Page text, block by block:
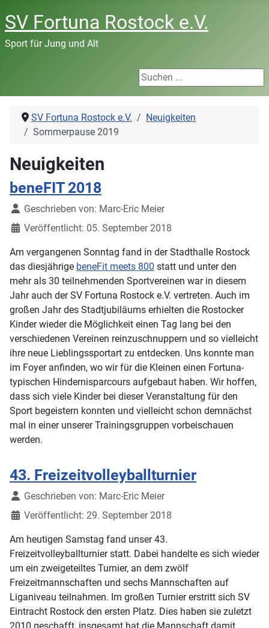
SV Fortuna Rostock e.V.
Sport für Jung und Alt
Suchen ...
SV Fortuna Rostock e.V.
Neuigkeiten
Sommerpause 2019
Neuigkeiten
beneFIT 2018
DetailsGeschrieben von: Marc-Eric Meier
Veröffentlicht: 05. September 2018
Am vergangenen Sonntag fand in der Stadthalle Rostock
das diesjährige beneFit meets 800 statt und unter den
mehr als 30 teilnehmenden Sportvereinen war in diesem
Jahr auch der SV Fortuna Rostock e.V. vertreten. Auch im
großen Jahr des Stadtjubiläums erhielten die Rostocker
Kinder wieder die Möglichkeit einen Tag lang bei den
verschiedenen Vereinen reinzuschnuppern und so vielleicht
ihre neue Lieblingssportart zu entdecken. Uns konnte man
im Foyer anfinden, wo wir für die Kleinen einen Fortuna-
typischen Hindernisparcours aufgebaut haben. Wir hoffen,
dass sich viele Kinder bei dieser Veranstaltung für den
Sport begeistern konnten und vielleicht schon demnächst
mal in einer unserer Trainingsgruppen vorbeischauen
werden.
43. Freizeitvolleyballturnier
DetailsGeschrieben von: Marc-Eric Meier
Veröffentlicht: 29. September 2018
Am heutigen Samstag fand unser 43.
Freizeitvolleyballturnier statt. Dabei handelte es sich wieder
um ein zweigeteiltes Turnier, an dem zwölf
Freizeitmannschaften und sechs Mannschaften auf
Liganiveau teilnahmen. Im großen Turnier erstritt sich SV
Eintracht Rostock den ersten Platz. Dies haben sie zuletzt